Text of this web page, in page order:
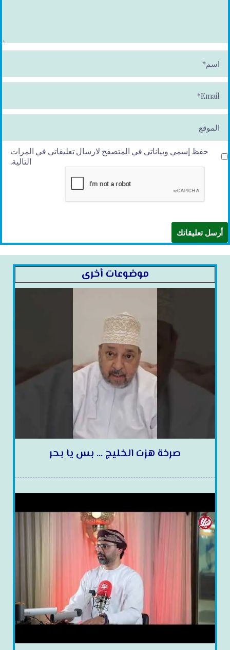
م
*
ai
l*
حفظ إسمي وبياناتي في المتصفح لارسال تعليقاتي في المرات
التالية.
موضوعات أخرى
صرخة هزت الخليج … بس يا بحر